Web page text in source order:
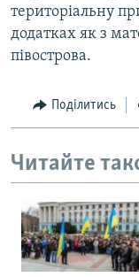
територіальну
додатках як з
півострова.
Поділитись
Читайте